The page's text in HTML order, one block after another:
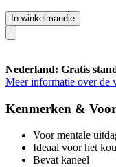
In winkelmandje
Nederland: Gratis
Meer informatie over de
Kenmerken &
Voor mentale
Ideaal voor het
Bevat kaneel